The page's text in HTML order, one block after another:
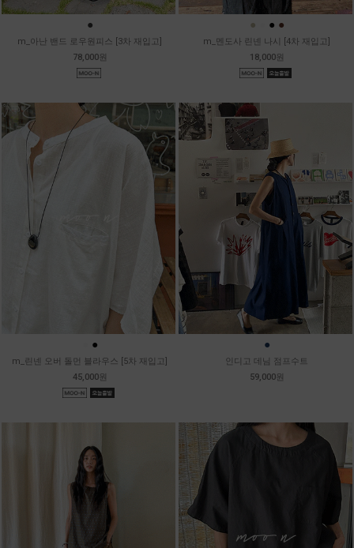
●
m_아난 밴드 로우원피스 [3차 재입고]
78,000원
● ● ●
m_멘도사 린넨 나시 [4차 재입고]
18,000원
●
m_린넨 오버 돌먼 블라우스 [5차 재입고]
45,000원
●
인디고 데님 점프수트
59,000원